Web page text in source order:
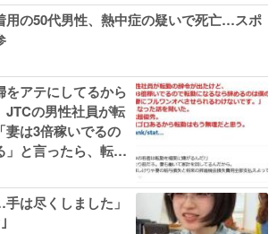
用の50代男性、熱中症の疑いで死亡…スポ
をアテにしてるから
JTCの男性社員が転
妻は3倍稼いでるの
と言ったら、転勤
は尽くしました」